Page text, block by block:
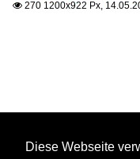
 270 1200x922 Px,
Diese Webseite